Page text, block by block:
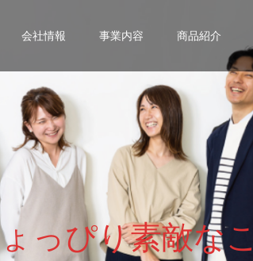
会社情報 事業内容 商品紹介
ょ っ ぴり素敵なこ